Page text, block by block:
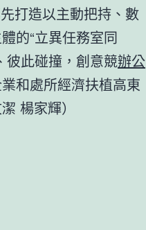
打造以主動把持、數
的“立異任務室同
彼此碰撞，創意競辦公
和處所經濟扶植高東
楊家輝）